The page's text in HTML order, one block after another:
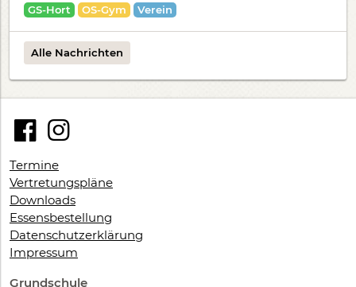
GS-Hort
OS-Gym Verein
Alle Nachrichten
Termine
Vertretungspläne
Downloads
Essensbestellung
Datenschutzerklärung
Impressum
Grundschule